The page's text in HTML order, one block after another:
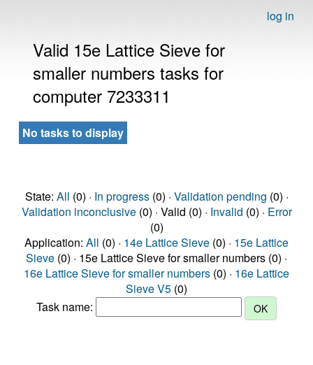
log in
Valid 15e Lattice Sieve for
smaller numbers tasks for
computer 7233311
No tasks to display
State: All (0) · In progress(0) · Validation pending (0) ·
Validation inconclusive(0) · Valid (0) · Invalid (0) · Error
(0)
Application: All (0) · 14e Lattice Sieve (0) · 15e Lattice
Sieve (0) · 15e Lattice Sieve for smaller numbers (0) ·
16e Lattice Sieve for smaller numbers (0) · 16e Lattice
Sieve V5 (0)
Task name: